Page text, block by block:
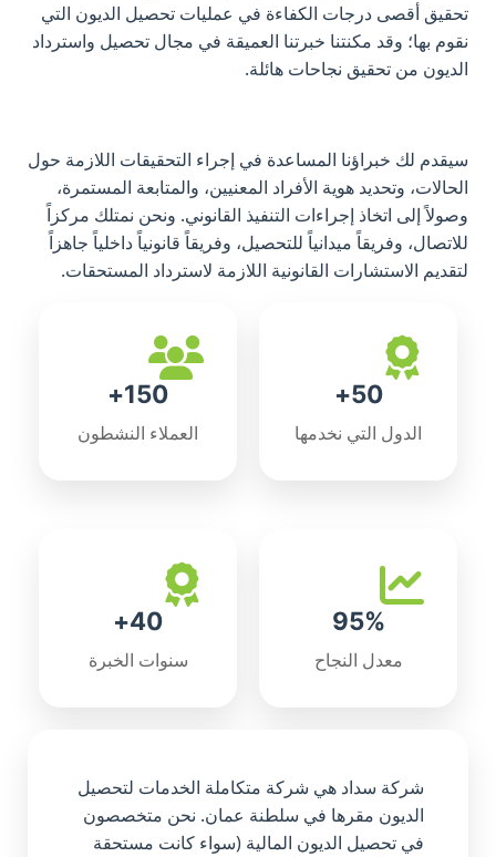
تحقيق أقصى درجات الكفاءة في عمليات تحصيل الديون التي
نقوم بها؛ وقد مكنتنا خبرتنا العميقة في مجال تحصيل واسترداد
الديون من تحقيق نجاحات هائلة.
سيقدم لك خبراؤنا المساعدة في إجراء التحقيقات اللازمة حول
الحالات، وتحديد هوية الأفراد المعنيين، والمتابعة المستمرة،
وصولاً إلى اتخاذ إجراءات التنفيذ القانوني. ونحن نمتلك مركزاً
للاتصال، وفريقاً ميدانياً للتحصيل، وفريقاً قانونياً داخلياً جاهزاً
لتقديم الاستشارات القانونية اللازمة لاسترداد المستحقات.
50+
الدول التي نخدمها
150+
العملاء النشطون
95%
معدل النجاح
40+
سنوات الخبرة
شركة سداد هي شركة متكاملة الخدمات لتحصيل
الديون مقرها في سلطنة عمان. نحن متخصصون
في تحصيل الديون المالية (سواء كانت مستحقة